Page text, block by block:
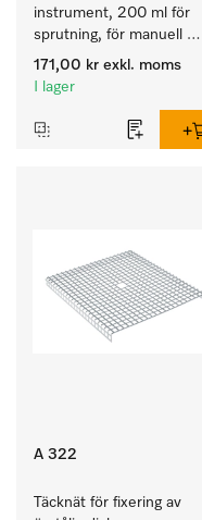
instrument, 200 ml för
sprutning, för manuell
skötsel av
medicinprodukter.
171,00 kr exkl. moms
I lager
A 322
Täcknät för fixering av